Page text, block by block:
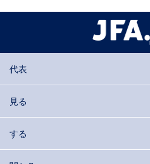
代表
見る
する